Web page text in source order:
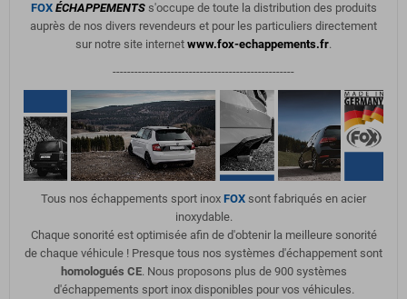
FOX ÉCHAPPEMENTSs'occupe de toute la distribution des produits
auprès de nos divers revendeurs et pour les particuliers directement
sur notre site internet www.fox-echappements.fr.
--------------------------------------------------
Tous nos échappements sport inox FOX sont fabriqués en acier
inoxydable.
Chaque sonorité est optimisée afin de d'obtenir la meilleure sonorité
de chaque véhicule ! Presque tous nos systèmes d'échappement sont
homologués CE. Nous proposons plus de 900 systèmes
d'échappements sport inox disponibles pour vos véhicules.